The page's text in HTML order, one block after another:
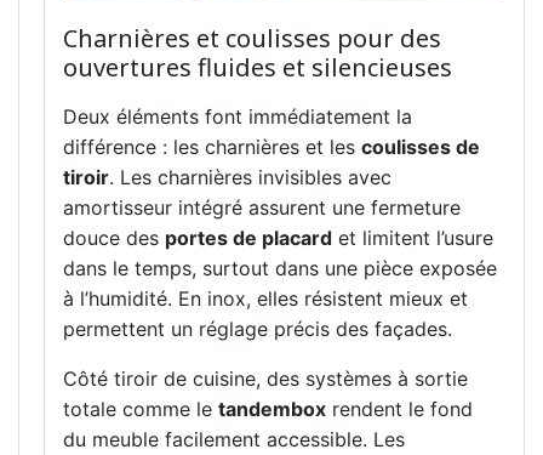
Charnières et coulisses pour des
ouvertures fluides et silencieuses
Deux éléments font immédiatement la
différence : les charnières et les coulisses de
tiroir. Les charnières invisibles avec
amortisseur intégré assurent une fermeture
douce des portes de placard et limitent l’usure
dans le temps, surtout dans une pièce exposée
à l’humidité. En inox, elles résistent mieux et
permettent un réglage précis des façades.
Côté tiroir de cuisine, des systèmes à sortie
totale comme le tandembox rendent le fond
du meuble facilement accessible. Les